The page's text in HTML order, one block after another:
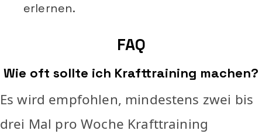
erlernen.
FAQ
Wie oft sollte ich Krafttraining machen?
Es wird empfohlen, mindestens zwei bis
drei Mal pro Woche Krafttraining